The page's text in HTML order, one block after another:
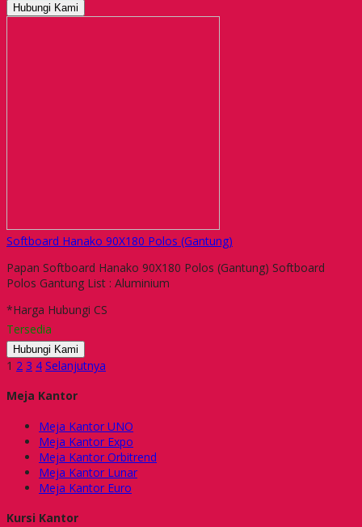
Hubungi Kami
Softboard Hanako 90X180 Polos (Gantung)
Papan Softboard Hanako 90X180 Polos (Gantung) Softboard
Polos Gantung List : Aluminium
*Harga Hubungi CS
Tersedia
Hubungi Kami
1 2 3 4 Selanjutnya
Meja Kantor
Meja Kantor UNO
Meja Kantor Expo
Meja Kantor Orbitrend
Meja Kantor Lunar
Meja Kantor Euro
Kursi Kantor